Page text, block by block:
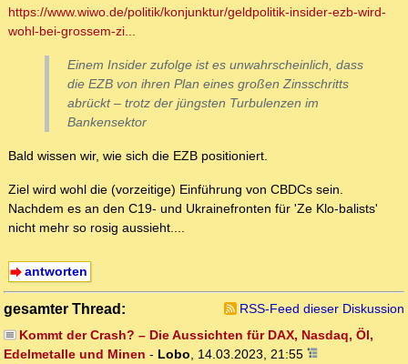
https://www.wiwo.de/politik/konjunktur/geldpolitik-insider-ezb-wird-
wohl-bei-grossem-zi...
Einem Insider zufolge ist es unwahrscheinlich, dass
die EZB von ihren Plan eines großen Zinsschritts
abrückt – trotz der jüngsten Turbulenzen im
Bankensektor
Bald wissen wir, wie sich die EZB positioniert.
Ziel wird wohl die (vorzeitige) Einführung von CBDCs sein.
Nachdem es an den C19- und Ukrainefronten für 'Ze Klo-balists'
nicht mehr so rosig aussieht....
antworten
gesamter Thread:
RSS-Feed dieser Diskussion
Kommt der Crash? – Die Aussichten für DAX, Nasdaq, Öl,
Edelmetalle und Minen - Lobo, 14.03.2023, 21:55